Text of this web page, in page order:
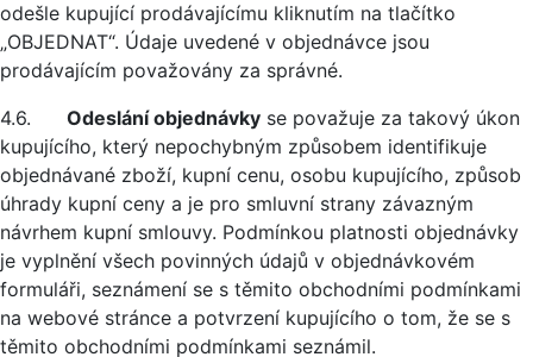
odešle kupující prodávajícímu kliknutím na tlačítko
„OBJEDNAT“. Údaje uvedené v objednávce jsou
prodávajícím považovány za správné.
4.6. Odeslání objednávky se považuje za takový úkon
kupujícího, který nepochybným způsobem identifikuje
objednávané zboží, kupní cenu, osobu kupujícího, způsob
úhrady kupní ceny a je pro smluvní strany závazným
návrhem kupní smlouvy. Podmínkou platnosti objednávky
je vyplnění všech povinných údajů v objednávkovém
formuláři, seznámení se s těmito obchodními podmínkami
na webové stránce a potvrzení kupujícího o tom, že se s
těmito obchodními podmínkami seznámil.